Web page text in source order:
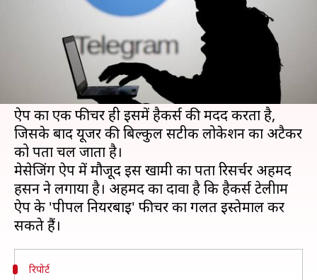
टेलीग्राम मेसेजिंग ऐप में एक बड़ी खामी का पता चला है,
जिसकी मदद से यूजर्स की लोकेशन का पता लगाया जा
ऐप का एक फीचर ही इसमें हैकर्स की मदद करता है,
जिसके बाद यूजर की बिल्कुल सटीक लोकेशन का अटैकर
को पता चल जाता है।
मेसेजिंग ऐप में मौजूद इस खामी का पता रिसर्चर अहमद
हसन ने लगाया है। अहमद का दावा है कि हैकर्स टेलीग्राम
ऐप के 'पीपल नियरबाइ' फीचर का गलत इस्तेमाल कर
रिपोर्ट